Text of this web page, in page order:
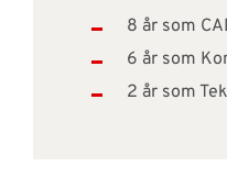
8 år som
6 år som
2 år som